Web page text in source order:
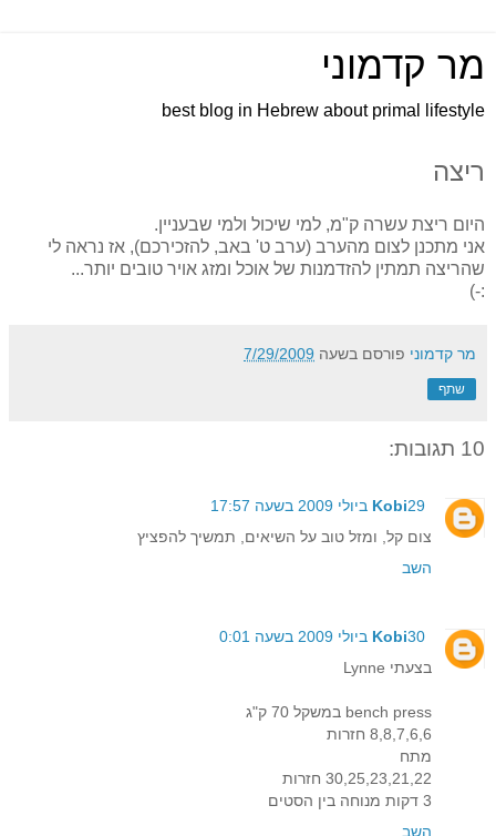
מר קדמוני
best blog in Hebrew about primal lifestyle
ריצה
היום ריצת עשרה ק"מ, למי שיכול ולמי שבעניין.
אני מתכנן לצום מהערב (ערב ט' באב, להזכירכם), אז נראה לי
שהריצה תמתין להזדמנות של אוכל ומזג אויר טובים יותר...
:-)
מר קדמוני פורסם בשעה 7/29/2009
שתף
10 תגובות:
Kobi29 ביולי 2009 בשעה 17:57
צום קל, ומזל טוב על השיאים, תמשיך להפציץ
השב
Kobi30 ביולי 2009 בשעה 0:01
בצעתי Lynne
bench press במשקל 70 ק"ג
8,8,7,6,6 חזרות
מתח
30,25,23,21,22 חזרות
3 דקות מנוחה בין הסטים
השב